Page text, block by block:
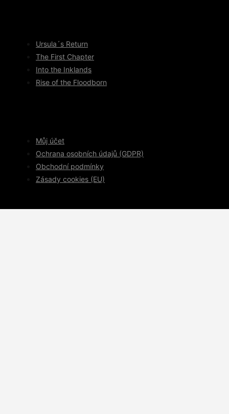
Ursula´s Return
The First Chapter
Into the Inklands
Rise of the Floodborn
Můj účet
Ochrana osobních údajů (GDPR)
Obchodní podmínky
Zásady cookies (EU)